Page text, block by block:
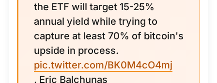
the ETF will target 15-25%
annual yield while trying to
capture at least 70% of bitcoin's
upside in process.
pic.twitter.com/BK0M4cO4mj
, Eric Balchunas